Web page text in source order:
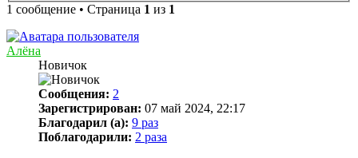
1 сообщение • Страница 1 из 1
Алёна
Новичок
Сообщения: 2
Зарегистрирован: 07 май 2024, 22:17
Благодарил (а): 9 раз
Поблагодарили: 2 раза